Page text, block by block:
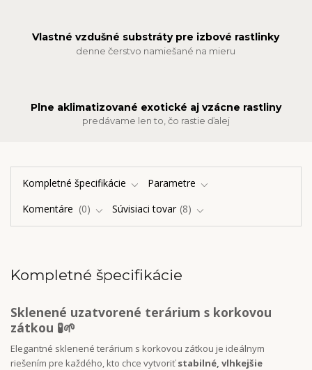
Vlastné vzdušné substráty pre izbové rastlinky
denne čerstvo namiešané na mieru
Plne aklimatizované exotické aj vzácne rastliny
predávame len to, čo rastie ďalej
Kompletné špecifikácie
Parametre
Komentáre
0 Súvisiaci tovar 8
Kompletné špecifikácie
Sklenené uzatvorené terárium s korkovou
zátkou 🧪🌱
Elegantné sklenené terárium s korkovou zátkou je ideálnym
riešením pre každého, kto chce vytvoriťstabilné, vlhkejšie